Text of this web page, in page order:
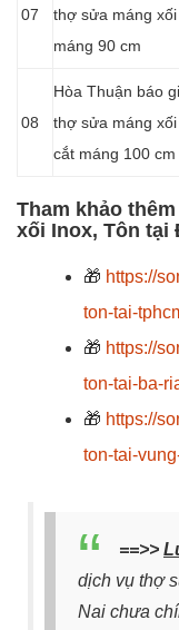
07
thợ sửa máng
máng 90 cm
08
Hòa Thuận báo
thợ sửa máng
cắt máng 100 cm
Tham khảo
xối Inox, Tôn tại
🎁 https://
ton-tai-
🎁 https://
ton-tai-ba-
🎁 https://
ton-tai-
==>>
dịch vụ thợ
Nai chưa